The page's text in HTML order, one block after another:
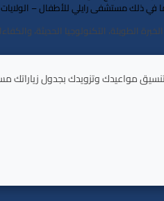
مستشفى رايلي للأطفال – الولايات
الخبرة الطويلة، التكنولوجيا الحديثة،
ﻣﻮاﻋﻴﺪك وﺗﺰوﻳﺪك ﺑﺠﺪول زياراتك